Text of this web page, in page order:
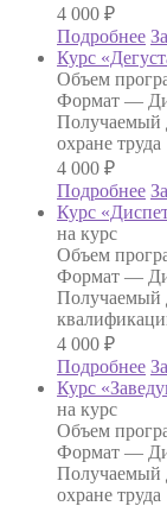
4 000 ₽
Подробнее
Курс
Объем
Формат —
охране труда
4 000 ₽
Подробнее
Курс
на курс
Объем
Формат —
4 000 ₽
Подробнее
Курс
на курс
Объем
Формат —
охране труда